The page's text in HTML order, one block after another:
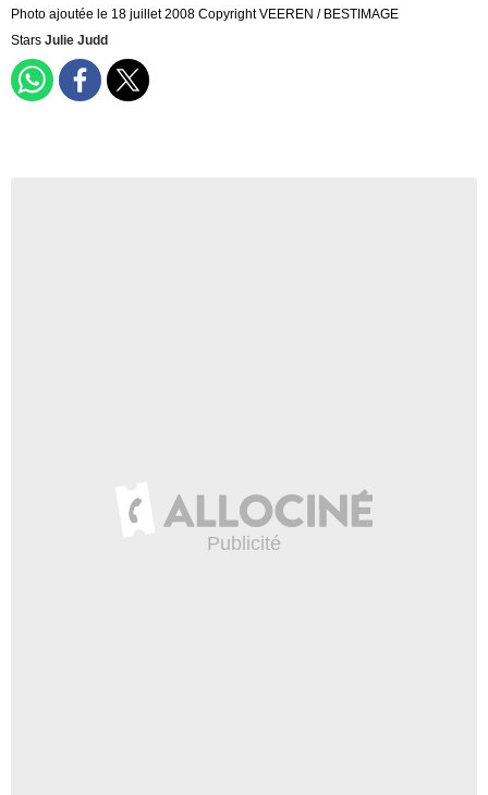
Photo ajoutée le 18 juillet 2008 Copyright VEEREN / BESTIMAGE
Stars Julie Judd